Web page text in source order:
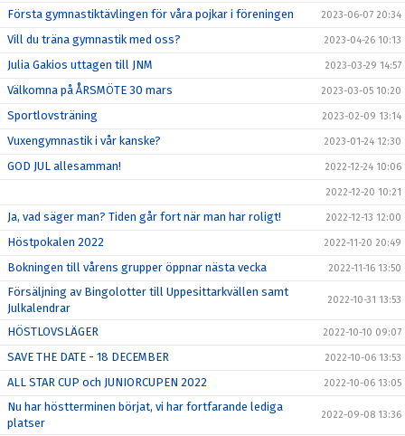
Första gymnastiktävlingen för våra pojkar i föreningen 2023-06-07 20:34
Vill du träna gymnastik med oss? 2023-04-26 10:13
Julia Gakios uttagen till JNM 2023-03-29 14:57
Välkomna på ÅRSMÖTE 30 mars 2023-03-05 10:20
Sportlovsträning 2023-02-09 13:14
Vuxengymnastik i vår kanske? 2023-01-24 12:30
GOD JUL allesamman! 2022-12-24 10:06
2022-12-20 10:21
Ja, vad säger man? Tiden går fort när man har roligt! 2022-12-13 12:00
Höstpokalen 2022 2022-11-20 20:49
Bokningen till vårens grupper öppnar nästa vecka 2022-11-16 13:50
Försäljning av Bingolotter till Uppesittarkvällen samt
Julkalendrar
2022-10-31 13:53
HÖSTLOVSLÄGER 2022-10-10 09:07
SAVE THE DATE - 18 DECEMBER 2022-10-06 13:53
ALL STAR CUP och JUNIORCUPEN 2022 2022-10-06 13:05
Nu har höstterminen börjat, vi har fortfarande lediga
platser
2022-09-08 13:36